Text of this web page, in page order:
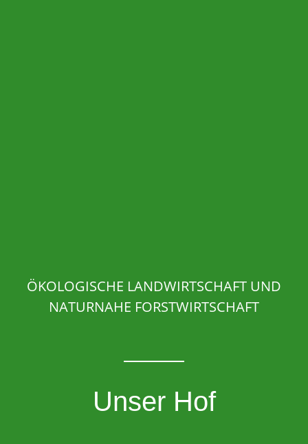
ÖKOLOGISCHE LANDWIRTSCHAFT UND
NATURNAHE FORSTWIRTSCHAFT
Unser Hof